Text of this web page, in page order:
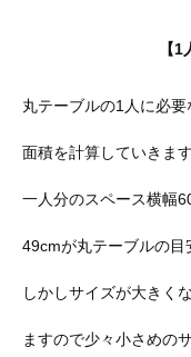
【
丸テーブルの1人に必
面積を計算していきます
一人分のスペース横幅
49cmが丸テーブルの目
しかしサイズが大きく
ますので少々小さめの